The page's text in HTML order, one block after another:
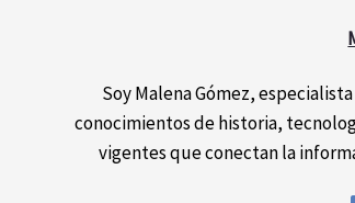
Soy Malena Gómez,
conocimientos de historia,
vigentes que conectan la